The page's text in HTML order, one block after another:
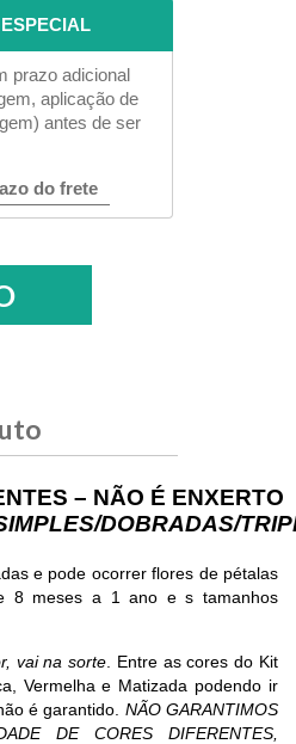
prazo adicional
aplicação de
antes de ser
do frete
– NÃO É ENXERTO
DOBRADAS/
e pode ocorrer flores de pétalas
8 meses a 1 ano e s tamanhos
vai na sorte . Entre as cores do Kit
Vermelha e Matizada podendo ir
é garantido. NÃO GARANTIMOS
DE CORES DIFERENTES,